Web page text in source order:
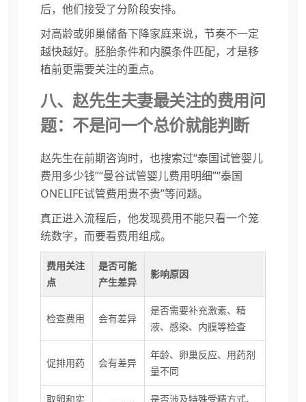
后，他们接受了分阶段安排。
对高龄或卵巢储备下降家庭来说，节奏不一定
越快越好。胚胎条件和内膜条件匹配，才是移
植前更需要关注的重点。
八、赵先生夫妻最关注的费用问
题：不是问一个总价就能判断
赵先生在前期咨询时，也搜索过“泰国试管婴儿
费用多少钱”“曼谷试管婴儿费用明细”“泰国
ONELIFE试管费用贵不贵”等问题。
真正进入流程后，他发现费用不能只看一个笼
统数字，而要看费用组成。
费用关注
点
是否可能
产生差异
影响原因
检查费用 会有差异
是否需要补充激素、精
液、感染、内膜等检查
促排用药 会有差异
年龄、卵巢反应、用药剂
量不同
取卵和实
是否涉及特殊受精方式、